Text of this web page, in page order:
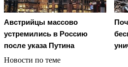
Австрийцы массово
устремились в Россию
после указа Путина
Новости по теме